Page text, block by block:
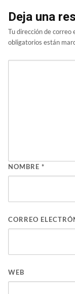
Deja una
Tu dirección de correo
obligatorios están
NOMBRE *
CORREO
WEB